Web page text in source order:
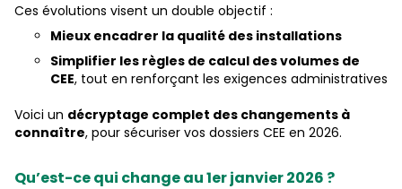
Ces évolutions visent un double objectif :
Mieux encadrer la qualité des installations
Simplifier les règles de calcul des volumes de
CEE, tout en renforçant les exigences administratives
Voici un décryptage complet des changements à
connaître, pour sécuriser vos dossiers CEE en 2026.
Qu’est-ce qui change au 1er janvier 2026 ?